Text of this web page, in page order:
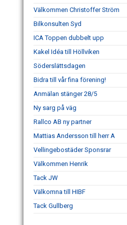
Välkommen Christoffer Ström
Bilkonsulten Syd
ICA Toppen dubbelt upp
Kakel Idéa till Höllviken
Söderslättsdagen
Bidra till vår fina förening!
Anmälan stänger 28/5
Ny sarg på väg
Rallco AB ny partner
Mattias Andersson till herr A
Vellingebostäder Sponsrar
Välkommen Henrik
Tack JW
Välkomna till HIBF
Tack Gullberg